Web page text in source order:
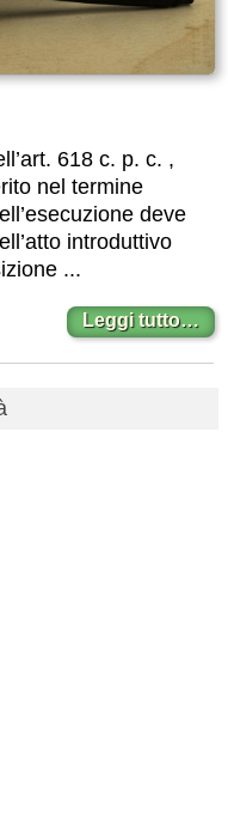
618 c. p. c. ,
nel termine
deve
introduttivo
...
Leggi tutto…